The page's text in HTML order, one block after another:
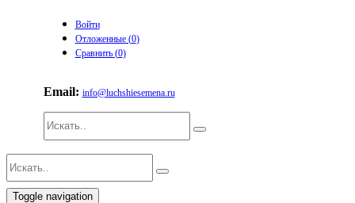
Войти
Отложенные (0)
Сравнить (0)
Email: info@luchshiesemena.ru
Toggle navigation